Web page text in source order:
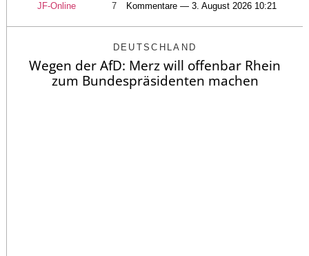
JF-Online 7 Kommentare — 3. August 2026 10:21
DEUTSCHLAND
Wegen der AfD: Merz will offenbar Rhein
zum Bundespräsidenten machen